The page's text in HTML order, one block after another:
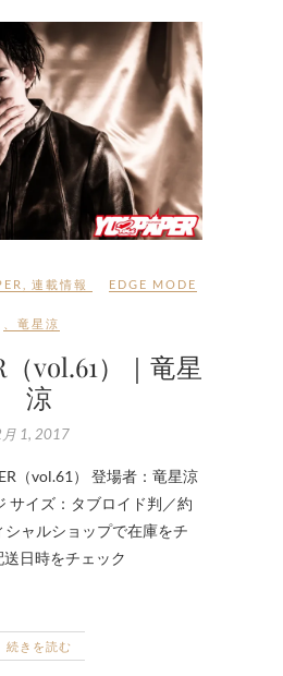
連載情報 EDGE MODE
竜星涼
（vol.61）｜竜星
涼
1, 2017
（vol.61） 登場者：竜星涼
サイズ：タブロイド判／約
ャルショップで在庫をチ
日時をチェック
続きを読む